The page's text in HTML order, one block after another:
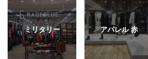
ミリタリー アパレル 赤